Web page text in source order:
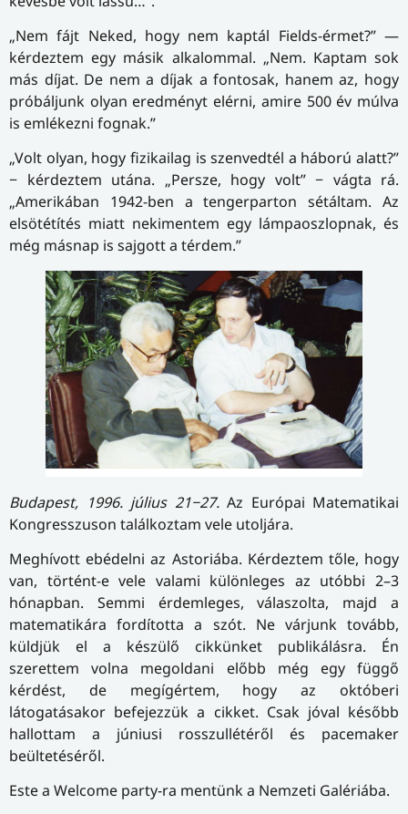
„Nem fájt Neked, hogy nem kaptál Fields-érmet?” —
kérdeztem egy másik alkalommal. „Nem. Kaptam sok
más díjat. De nem a díjak a fontosak, hanem az, hogy
próbáljunk olyan eredményt elérni, amire 500 év múlva
is emlékezni fognak.”
„Volt olyan, hogy fizikailag is szenvedtél a háború alatt?”
− kérdeztem utána. „Persze, hogy volt” − vágta rá.
„Amerikában 1942-ben a tengerparton sétáltam. Az
elsötétítés miatt nekimentem egy lámpaoszlopnak, és
még másnap is sajgott a térdem.”
Budapest, 1996. július 21−27.Az Európai Matematikai
Kongresszuson találkoztam vele utoljára.
Meghívott ebédelni az Astoriába. Kérdeztem tőle, hogy
van, történt-e vele valami különleges az utóbbi 2–3
hónapban. Semmi érdemleges, válaszolta, majd a
matematikára fordította a szót. Ne várjunk tovább,
küldjük el a készülő cikkünket publikálásra. Én
szerettem volna megoldani előbb még egy függő
kérdést, de megígértem, hogy az októberi
látogatásakor befejezzük a cikket. Csak jóval később
hallottam a júniusi rosszullétéről és pacemaker
beültetéséről.
Este a Welcome party-ra mentünk a Nemzeti Galériába.